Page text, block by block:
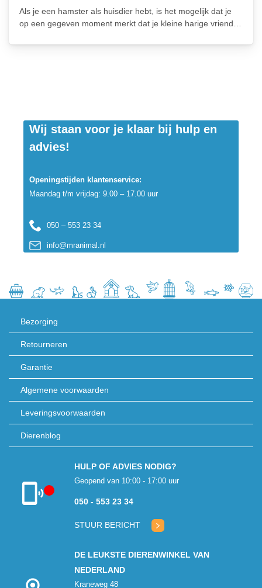
Als je een hamster als huisdier hebt, is het mogelijk dat je
op een gegeven moment merkt dat je kleine harige vriend
stress of een gebrek aan ruimte...
Wij staan voor je klaar bij hulp en
advies!
Openingstijden klantenservice:
Maandag t/m vrijdag: 9.00 – 17.00 uur
050 – 553 23 34
info@mranimal.nl
Bezorging
Retourneren
Garantie
Algemene voorwaarden
Leveringsvoorwaarden
Dierenblog
Klantenservice
HULP OF ADVIES NODIG?
Geopend van 10:00 - 17:00 uur
050 - 553 23 34
STUUR BERICHT
DE LEUKSTE DIERENWINKEL VAN
NEDERLAND
Kraneweg 48